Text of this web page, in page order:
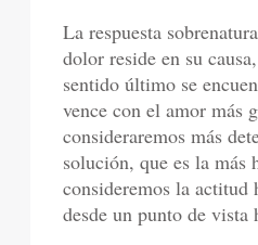
La respuesta
dolor reside en su
sentido último se
vence con el amor más
consideraremos más
solución, que es la más
consideremos la actitud
desde un punto de vista